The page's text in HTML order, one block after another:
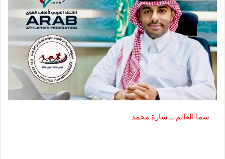
سما العالم ــ سارة محمد